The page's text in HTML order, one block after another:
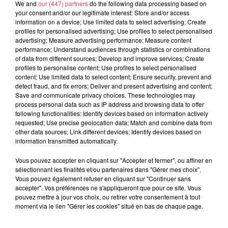
7 août 2026
À Sillé-le-Guillaume, les courses hippiques font
vivre la forêt le...
We and our (447) partnersdo the following data processing based on
your consent and/or our legitimate interest: Store and/or access
information on a device; Use limited data to select advertising; Create
profiles for personalised advertising; Use profiles to select personalised
advertising; Measure advertising performance; Measure content
performance; Understand audiences through statistics or combinations
of data from different sources; Develop and improve services; Create
profiles to personalise content; Use profiles to select personalised
content; Use limited data to select content; Ensure security, prevent and
detect fraud, and fix errors; Deliver and present advertising and content;
Save and communicate privacy choices. These technologies may
process personal data such as IP address and browsing data to offer
following functionalities: Identify devices based on information actively
requested; Use precise geolocation data; Match and combine data from
other data sources; Link different devices; Identify devices based on
information transmitted automatically.
Vous pouvez accepter en cliquant sur "Accepter et fermer", ou affiner en
sélectionnant les finalités et/ou partenaires dans "Gérer mes choix".
Vous pouvez également refuser en cliquant sur "Continuer sans
accepter". Vos préférences ne s'appliqueront que pour ce site. Vous
pouvez mettre à jour vos choix, ou retirer votre consentement à tout
moment via le lien "Gérer les cookies" situé en bas de chaque page.